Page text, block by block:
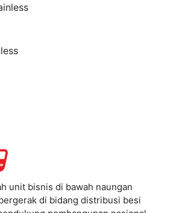
unit bisnis di bawah naungan
di bidang distribusi besi